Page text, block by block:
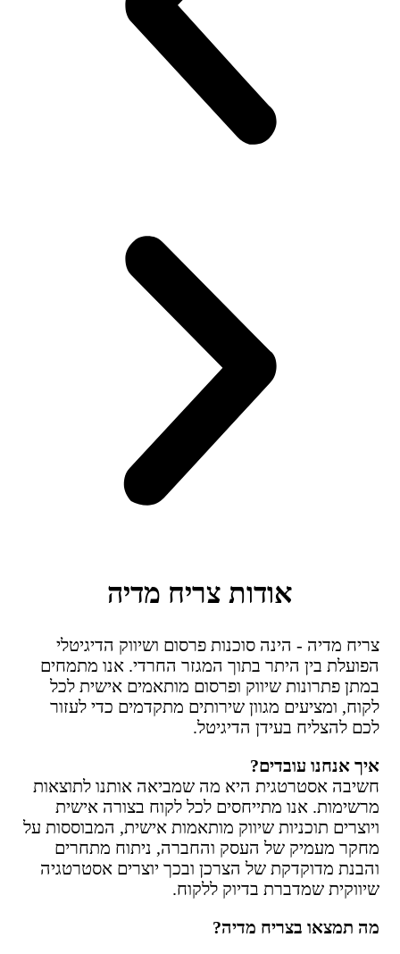
אודות צריח מדיה
צריח מדיה - הינה סוכנות פרסום ושיווק הדיגיטלי
הפועלת בין היתר בתוך המגזר החרדי. אנו מתמחים
במתן פתרונות שיווק ופרסום מותאמים אישית לכל
לקוח, ומציעים מגוון שירותים מתקדמים כדי לעזור
לכם להצליח בעידן הדיגיטל.
איך אנחנו עובדים?
חשיבה אסטרטגית היא מה שמביאה אותנו לתוצאות
מרשימות. אנו מתייחסים לכל לקוח בצורה אישית
ויוצרים תוכניות שיווק מותאמות אישית, המבוססות על
מחקר מעמיק של העסק והחברה, ניתוח מתחרים
והבנת מדוקדקת של הצרכן ובכך יוצרים אסטרטגיה
שיווקית שמדברת בדיוק ללקוח.
מה תמצאו בצריח מדיה?